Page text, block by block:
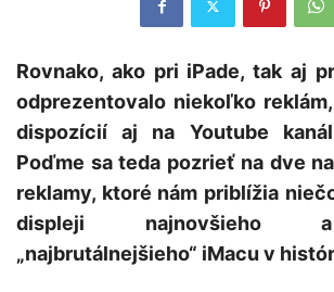
Rovnako, ako pri iPade, tak aj
odprezentovalo niekoľko
dispozícií aj na Youtube
Poďme sa teda pozrieť na dve
reklamy, ktoré nám priblížia
displeji najnovšieho
„najbrutálnejšieho“ iMacu v